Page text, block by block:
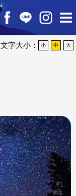
文字大小： 小 中 大